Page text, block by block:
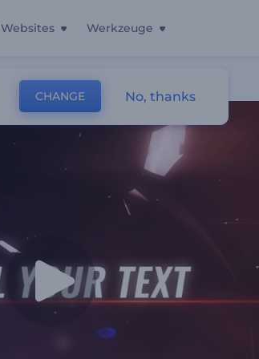
Websites Werkzeuge
CHANGE No, thanks